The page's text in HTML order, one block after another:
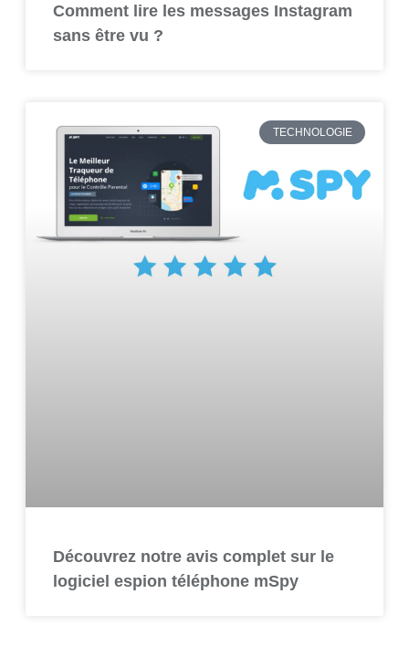
Comment lire les messages Instagram
sans être vu ?
TECHNOLOGIE
Découvrez notre avis complet sur le
logiciel espion téléphone mSpy